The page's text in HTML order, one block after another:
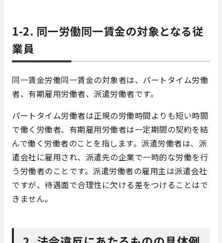
1-2. 同一労働同一賃金の対象となる従
業員
同一賃金労働同一賃金の対象者は、パートタイム労働
者、有期雇用労働者、派遣労働者です。
パートタイム労働者は正規の労働時間よりも短い時間
で働く労働者、有期雇用労働者は一定期間の契約を結
んで働く労働者のことを指します。派遣労働者は、派
遣会社に雇用され、派遣先の企業で一時的な労働を行
う労働者のことです。派遣労働者の雇用主は派遣会社
ですが、待遇面で合理性に欠ける差をつけることはで
きません。